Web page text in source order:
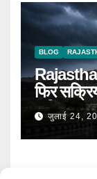
BLOG
फिर
बारिश का
जुलाई 24,